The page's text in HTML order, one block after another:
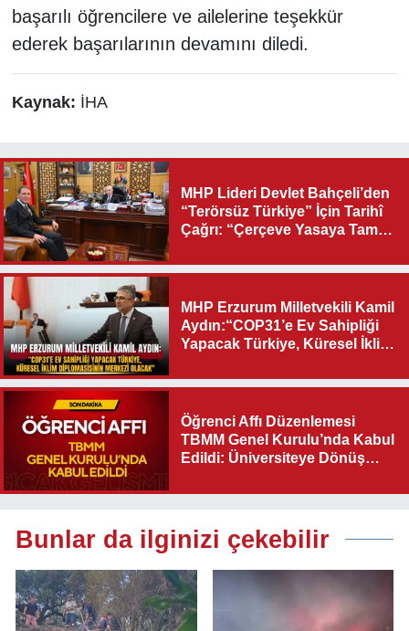
başarılı öğrencilere ve ailelerine teşekkür
ederek başarılarının devamını diledi.
Kaynak: İHA
MHP Lideri Devlet Bahçeli’den
“Terörsüz Türkiye” İçin Tarihî
Çağrı: “Çerçeve Yasaya Tam
MHP Erzurum Milletvekili Kamil
Aydın:“COP31’e Ev Sahipliği
Yapacak Türkiye, Küresel İklim
Olacak"
Öğrenci Affı Düzenlemesi
TBMM Genel Kurulu’nda Kabul
Edildi: Üniversiteye Dönüş
Bunlar da ilginizi çekebilir